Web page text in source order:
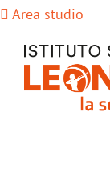
Salta
contenuto
Area studio